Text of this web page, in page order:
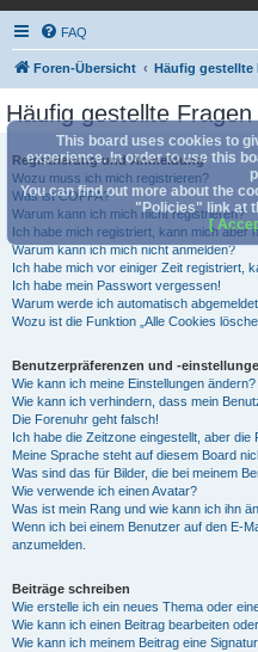
FAQ
Foren-Übersicht Häufig gestellte
Häufig gestellte Fragen
Registrierung und Anmeldung
Wozu muss ich mich registrieren?
Was ist COPPA?
Warum kann ich mich nicht registrieren?
Ich habe mich registriert, kann mich aber
Warum kann ich mich nicht anmelden?
Ich habe mich vor einiger Zeit registriert,
Ich habe mein Passwort vergessen!
Warum werde ich automatisch
Wozu ist die Funktion „Alle Cookies
Benutzerpräferenzen und -
Wie kann ich meine Einstellungen ändern?
Wie kann ich verhindern, dass mein
Die Forenuhr geht falsch!
Ich habe die Zeitzone eingestellt, aber
Meine Sprache steht auf diesem Board
Was sind das für Bilder, die bei meinem
Wie verwende ich einen Avatar?
Was ist mein Rang und wie kann ich ihn
Wenn ich bei einem Benutzer auf den E-
anzumelden.
Beiträge schreiben
Wie erstelle ich ein neues Thema oder
Wie kann ich einen Beitrag bearbeiten
Wie kann ich meinem Beitrag eine
This board uses cookies to
experience. In order to use this
You can find out more about the
"Policies" link at
[